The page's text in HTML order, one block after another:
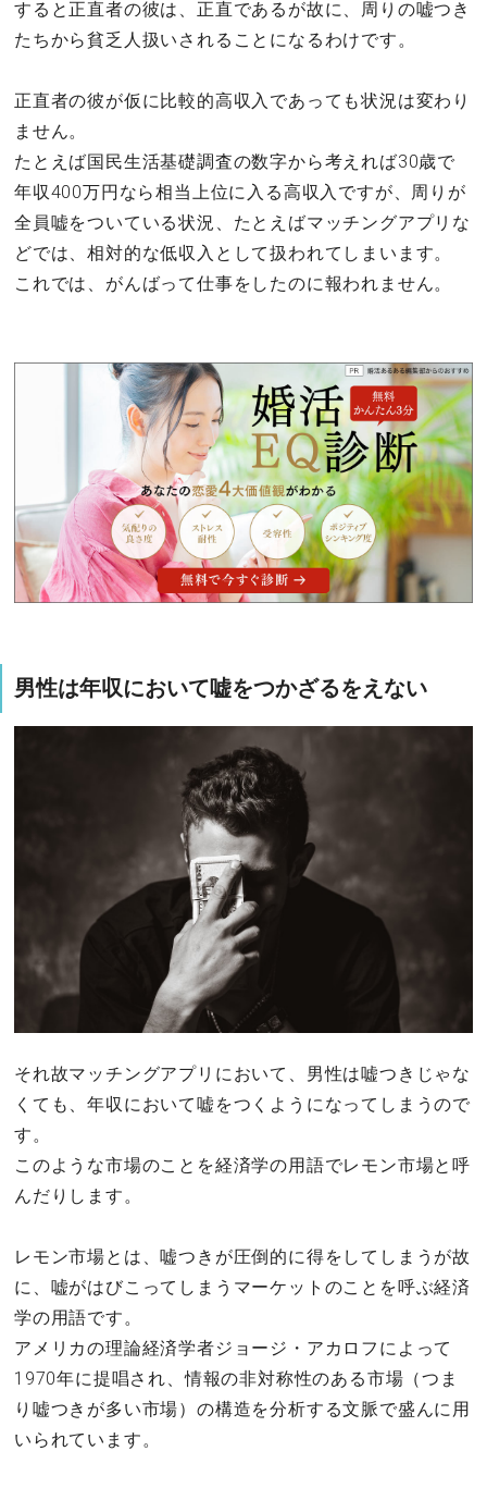
すると正直者の彼は、正直であるが故に、周りの嘘つき
たちから貧乏人扱いされることになるわけです。
正直者の彼が仮に比較的高収入であっても状況は変わり
ません。
たとえば国民生活基礎調査の数字から考えれば30歳で
年収400万円なら相当上位に入る高収入ですが、周りが
全員嘘をついている状況、たとえばマッチングアプリな
どでは、相対的な低収入として扱われてしまいます。
これでは、がんばって仕事をしたのに報われません。
男性は年収において嘘をつかざるをえない
それ故マッチングアプリにおいて、男性は嘘つきじゃな
くても、年収において嘘をつくようになってしまうので
す。
このような市場のことを経済学の用語でレモン市場と呼
んだりします。
レモン市場とは、嘘つきが圧倒的に得をしてしまうが故
に、嘘がはびこってしまうマーケットのことを呼ぶ経済
学の用語です。
アメリカの理論経済学者ジョージ・アカロフによって
1970年に提唱され、情報の非対称性のある市場（つま
り嘘つきが多い市場）の構造を分析する文脈で盛んに用
いられています。